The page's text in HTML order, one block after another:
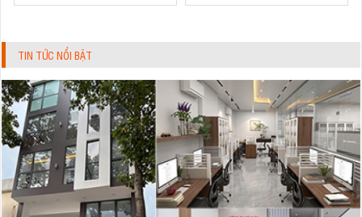
TIN TỨC NỔI BẬT